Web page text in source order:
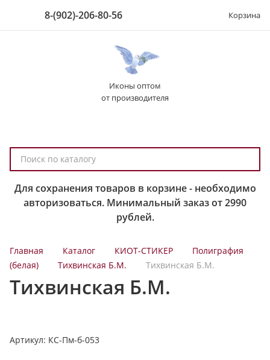
8-(902)-206-80-56 Корзина
Иконы оптом
от производителя
о
к
а
т
г
Для сохранения товаров в корзине - необходимо
авторизоваться. Минимальный заказ от 2990
рублей.
Главная Каталог КИОТ-СТИКЕР
Полиграфия
(белая)
Тихвинская Б.М. Тихвинская Б.М.
Тихвинская Б.М.
Артикул: КС-Пм-б-053